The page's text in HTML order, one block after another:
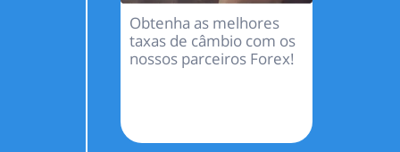
Obtenha as melhores
taxas de câmbio com os
nossos parceiros Forex!